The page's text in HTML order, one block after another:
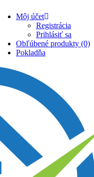
Môj účet
Registrácia
Prihlásiť sa
Obľúbené produkty (0)
Pokladňa